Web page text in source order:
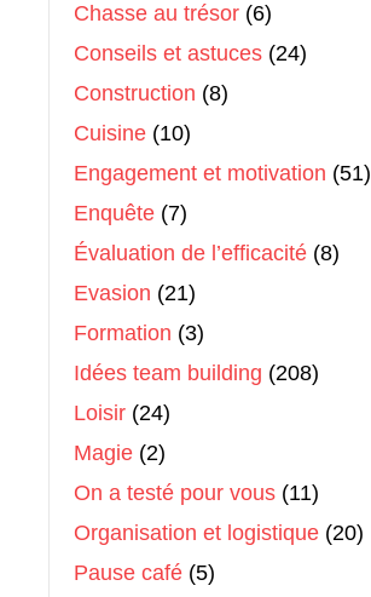
Chasse au trésor (6)
Conseils et astuces (24)
Construction (8)
Cuisine (10)
Engagement et motivation (51)
Enquête (7)
Évaluation de l’efficacité (8)
Evasion (21)
Formation (3)
Idées team building (208)
Loisir (24)
Magie (2)
On a testé pour vous (11)
Organisation et logistique (20)
Pause café (5)